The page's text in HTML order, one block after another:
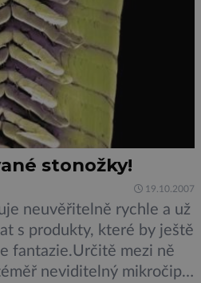
stonožky!
19.10.2007
neuvěřitelně rychle a už
s produkty, které by ještě
fantazie.Určitě mezi ně
neviditelný mikročip.